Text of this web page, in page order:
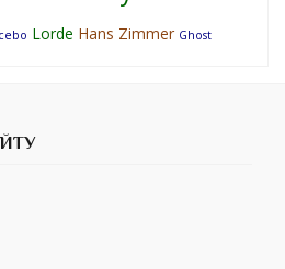
Lorde Hans Zimmer Ghost